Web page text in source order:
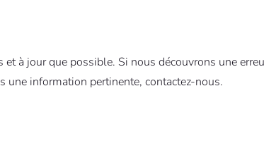
à jour que possible. Si nous découvrons une
une information pertinente, contactez-nous.